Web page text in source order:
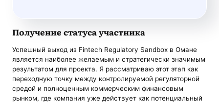
Получение статуса участника
Успешный выход из Fintech Regulatory Sandbox в Омане
является наиболее желаемым и стратегически значимым
результатом для проекта. Я рассматриваю этот этап как
переходную точку между контролируемой регуляторной
средой и полноценным коммерческим финансовым
рынком, где компания уже действует как потенциальный